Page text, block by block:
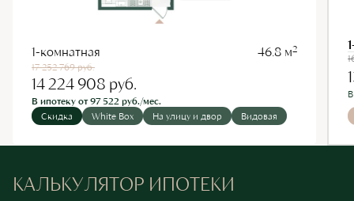
1-комнатная 46.8 м2
17 252 769руб.
14 224 908 руб.
В ипотеку от 97 522 руб./мес.
Скидка
White Box На улицу и двор Видовая
КАЛЬКУЛЯТОР ИПОТЕКИ